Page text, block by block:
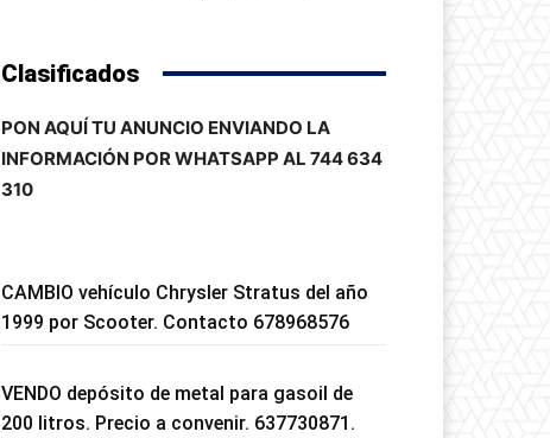
Clasificados
PON AQUÍ TU ANUNCIO ENVIANDO LA
INFORMACIÓN POR WHATSAPP AL 744 634
310
CAMBIO vehículo Chrysler Stratus del año
1999 por Scooter. Contacto 678968576
VENDO depósito de metal para gasoil de
200 litros. Precio a convenir. 637730871.